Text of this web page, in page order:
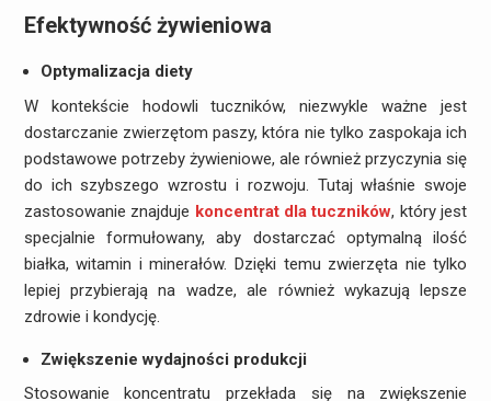
Efektywność żywieniowa
Optymalizacja diety
W kontekście hodowli tuczników, niezwykle ważne jest
dostarczanie zwierzętom paszy, która nie tylko zaspokaja ich
podstawowe potrzeby żywieniowe, ale również przyczynia się
do ich szybszego wzrostu i rozwoju. Tutaj właśnie swoje
zastosowanie znajduje koncentrat dla tuczników, który jest
specjalnie formułowany, aby dostarczać optymalną ilość
białka, witamin i minerałów. Dzięki temu zwierzęta nie tylko
lepiej przybierają na wadze, ale również wykazują lepsze
zdrowie i kondycję.
Zwiększenie wydajności produkcji
Stosowanie koncentratu przekłada się na zwiększenie